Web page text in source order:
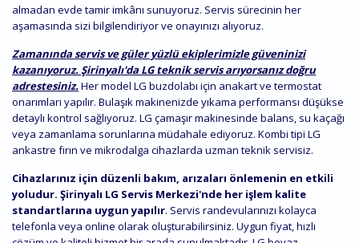
almadan evde tamir imkânı sunuyoruz. Servis sürecinin her
aşamasında sizi bilgilendiriyor ve onayınızı alıyoruz.
Zamanında servis ve güler yüzlü ekiplerimizle güveninizi
kazanıyoruz. Şirinyalı'da LG teknik servis arıyorsanız doğru
adrestesiniz.Her model LG buzdolabı için anakart ve termostat
onarımları yapılır. Bulaşık makinenizde yıkama performansı düşükse
detaylı kontrol sağlıyoruz. LG çamaşır makinesinde balans, su kaçağı
veya zamanlama sorunlarına müdahale ediyoruz. Kombi tipi LG
ankastre fırın ve mikrodalga cihazlarda uzman teknik servisiz.
Cihazlarınız için düzenli bakım, arızaları önlemenin en etkili
yoludur. Şirinyalı LG Servis Merkezi'nde her işlem kalite
standartlarına uygun yapılır. Servis randevularınızı kolayca
telefonla veya online olarak oluşturabilirsiniz. Uygun fiyat, hızlı